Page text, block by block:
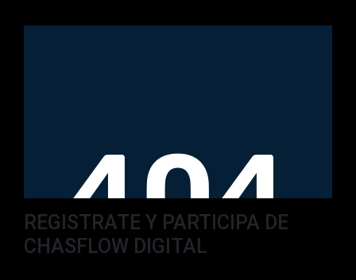
REGISTRATE Y PARTICIPA DE
CHASFLOW DIGITAL